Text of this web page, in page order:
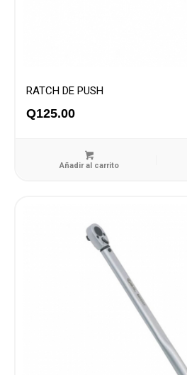
RATCH DE PUSH
Q125.00
Añadir al carrito